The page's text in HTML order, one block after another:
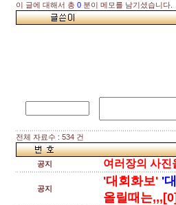
이 글에 대해서 총 0 분이 메모를 남기셨습니다.
전체 자료수 : 534 건
공지 여러장의 사진
공지
'대회화보' '
올릴때는